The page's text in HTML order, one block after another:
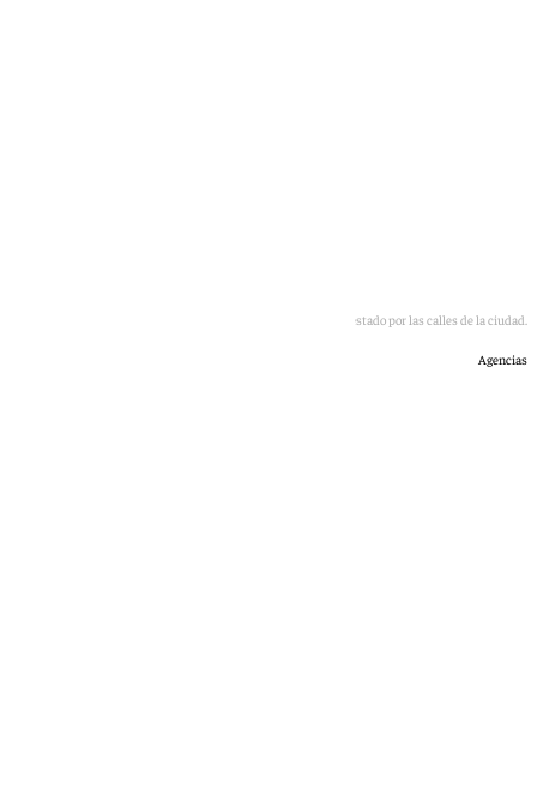
Los empleados del Metro de Granada se han manifestado por las calles de la ciudad.
Agencias